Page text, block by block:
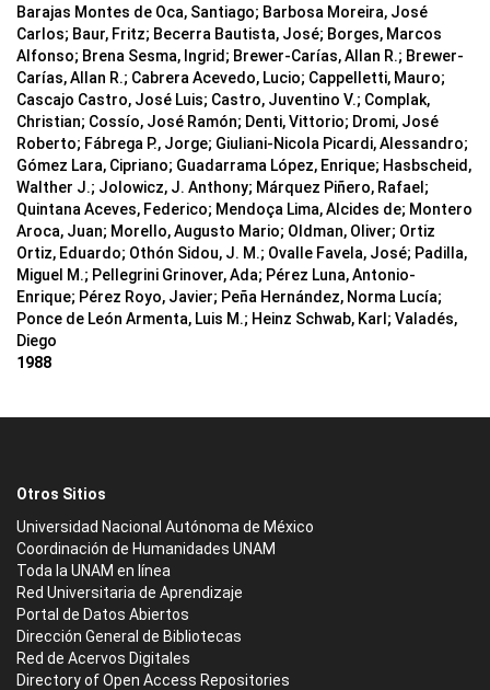
Barajas Montes de Oca, Santiago; Barbosa Moreira, José
Carlos; Baur, Fritz; Becerra Bautista, José; Borges, Marcos
Alfonso; Brena Sesma, Ingrid; Brewer-Carías, Allan R.; Brewer-
Carías, Allan R.; Cabrera Acevedo, Lucio; Cappelletti, Mauro;
Cascajo Castro, José Luis; Castro, Juventino V.; Complak,
Christian; Cossío, José Ramón; Denti, Vittorio; Dromi, José
Roberto; Fábrega P., Jorge; Giuliani-Nicola Picardi, Alessandro;
Gómez Lara, Cipriano; Guadarrama López, Enrique; Hasbscheid,
Walther J.; Jolowicz, J. Anthony; Márquez Piñero, Rafael;
Quintana Aceves, Federico; Mendoça Lima, Alcides de; Montero
Aroca, Juan; Morello, Augusto Mario; Oldman, Oliver; Ortiz
Ortiz, Eduardo; Othón Sidou, J. M.; Ovalle Favela, José; Padilla,
Miguel M.; Pellegrini Grinover, Ada; Pérez Luna, Antonio-
Enrique; Pérez Royo, Javier; Peña Hernández, Norma Lucía;
Ponce de León Armenta, Luis M.; Heinz Schwab, Karl; Valadés,
Diego
1988
Otros Sitios
Universidad Nacional Autónoma de México
Coordinación de Humanidades UNAM
Toda la UNAM en línea
Red Universitaria de Aprendizaje
Portal de Datos Abiertos
Dirección General de Bibliotecas
Red de Acervos Digitales
Directory of Open Access Repositories